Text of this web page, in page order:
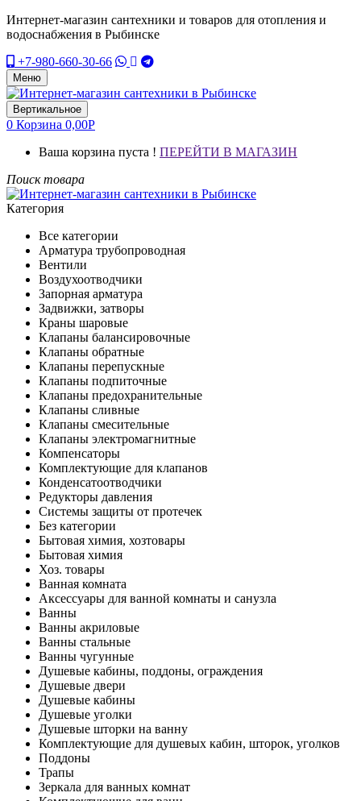
Интернет-магазин сантехники и товаров для отопления и
водоснабжения в Рыбинске
+7-980-660-30-66
Меню
Вертикальное
0 Корзина 0,00Р
Ваша корзина пуста ! ПЕРЕЙТИ В МАГАЗИН
Поиск товара
Категория
Все категории
Арматура трубопроводная
Вентили
Воздухоотводчики
Запорная арматура
Задвижки, затворы
Краны шаровые
Клапаны балансировочные
Клапаны обратные
Клапаны перепускные
Клапаны подпиточные
Клапаны предохранительные
Клапаны сливные
Клапаны смесительные
Клапаны электромагнитные
Компенсаторы
Комплектующие для клапанов
Конденсатоотводчики
Редукторы давления
Системы защиты от протечек
Без категории
Бытовая химия, хозтовары
Бытовая химия
Хоз. товары
Ванная комната
Аксессуары для ванной комнаты и санузла
Ванны
Ванны акриловые
Ванны стальные
Ванны чугунные
Душевые кабины, поддоны, ограждения
Душевые двери
Душевые кабины
Душевые уголки
Душевые шторки на ванну
Комплектующие для душевых кабин, шторок, уголков
Поддоны
Трапы
Зеркала для ванных комнат